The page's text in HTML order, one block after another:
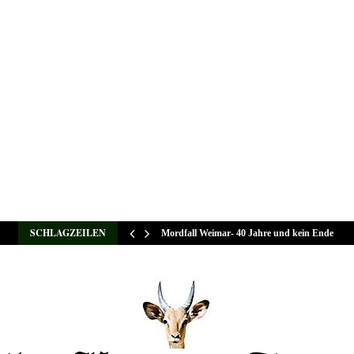
SCHLAGZEILEN Mordfall Weimar- 40 Jahre und kein Ende